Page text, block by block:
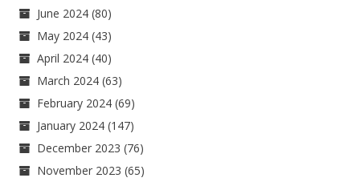
June 2024 (80)
May 2024 (43)
April 2024 (40)
March 2024 (63)
February 2024 (69)
January 2024 (147)
December 2023 (76)
November 2023 (65)